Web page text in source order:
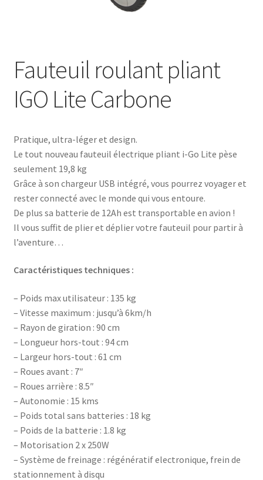
Fauteuil roulant pliant
IGO Lite Carbone
Pratique, ultra-léger et design.
Le tout nouveau fauteuil électrique pliant i-Go Lite pèse
seulement 19,8 kg
Grâce à son chargeur USB intégré, vous pourrez voyager et
rester connecté avec le monde qui vous entoure.
De plus sa batterie de 12Ah est transportable en avion !
Il vous suffit de plier et déplier votre fauteuil pour partir à
l’aventure…
Caractéristiques techniques :
– Poids max utilisateur : 135 kg
– Vitesse maximum : jusqu’à 6km/h
– Rayon de giration : 90 cm
– Longueur hors-tout : 94 cm
– Largeur hors-tout : 61 cm
– Roues avant : 7″
– Roues arrière : 8.5″
– Autonomie : 15 kms
– Poids total sans batteries : 18 kg
– Poids de la batterie : 1.8 kg
– Motorisation 2 x 250W
– Système de freinage : régénératif electronique, frein de
stationnement à disqu